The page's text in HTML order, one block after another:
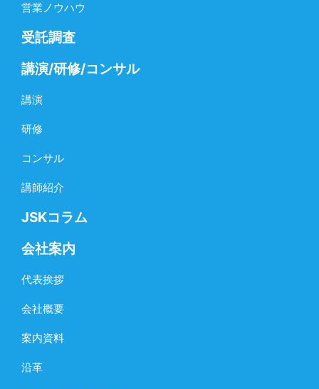
営業ノウハウ
受託調査
講演/研修/コンサル
講演
研修
コンサル
講師紹介
JSKコラム
会社案内
代表挨拶
会社概要
案内資料
沿革